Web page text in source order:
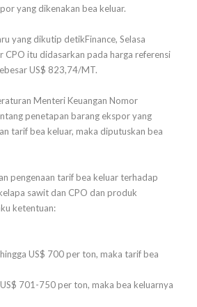
yang dikenakan bea keluar.
yang dikutip detikFinance, Selasa
itu didasarkan pada harga referensi
US$ 823,74/MT.
Menteri Keuangan Nomor
penetapan barang ekspor yang
tarif bea keluar, maka diputuskan bea
pengenaan tarif bea keluar terhadap
sawit dan CPO dan produk
ketentuan:
US$ 700 per ton, maka tarif bea
701-750 per ton, maka bea keluarnya